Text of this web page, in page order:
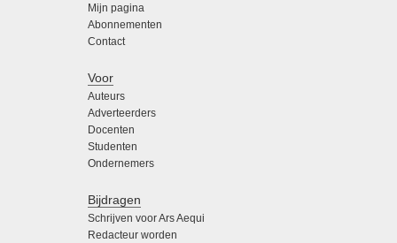
Mijn pagina
Abonnementen
Contact
Voor
Auteurs
Adverteerders
Docenten
Studenten
Ondernemers
Bijdragen
Schrijven voor Ars Aequi
Redacteur worden